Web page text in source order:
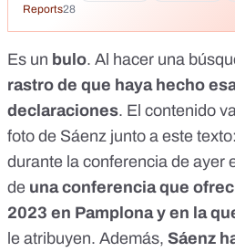
Reports28
Es un bulo. Al hacer una
rastro de que haya hecho
declaraciones. El contenido
foto de Sáenz junto a este
durante la conferencia de ayer
de unaconferenciaque
2023 en Pamplona y en la
le atribuyen. Además, Sáenz